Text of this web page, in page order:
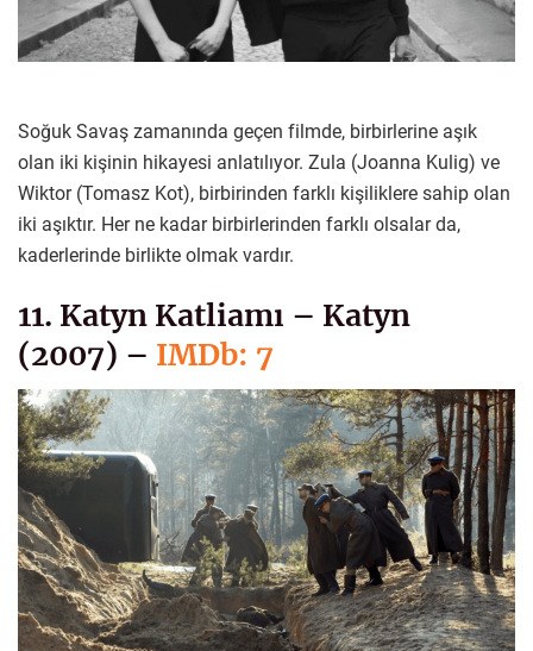
Soğuk Savaş zamanında geçen filmde, birbirlerine aşık
olan iki kişinin hikayesi anlatılıyor. Zula (Joanna Kulig) ve
Wiktor (Tomasz Kot), birbirinden farklı kişiliklere sahip olan
iki aşıktır. Her ne kadar birbirlerinden farklı olsalar da,
kaderlerinde birlikte olmak vardır.
11. Katyn Katliamı – Katyn
(2007) – IMDb: 7